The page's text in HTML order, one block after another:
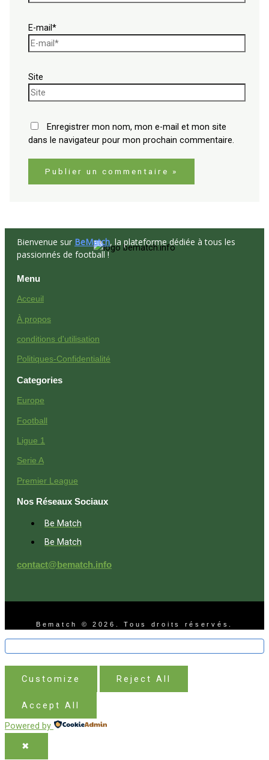
E-mail*
Site
Enregistrer mon nom, mon e-mail et mon site
dans le navigateur pour mon prochain commentaire.
Bienvenue sur BeMatch, la plateforme dédiée à tous les
passionnés de football !
Menu
Acceuil
À propos
conditions d'utilisation
Politiques-Confidentialité
Categories
Europe
Football
Ligue 1
Serie A
Premier League
Nos Réseaux Sociaux
Be Match
Be Match
contact@bematch.info
Bematch © 2026. Tous droits réservés.
Customize Reject All
Accept All
Powered by
✖